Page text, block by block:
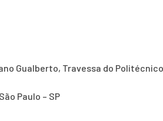
Gualberto, Travessa do
Paulo – SP